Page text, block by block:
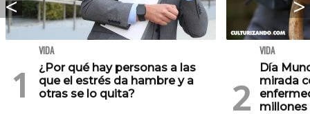
VIDA
¿Por qué hay personas a las
que el estrés da hambre y a
otras se lo quita?
VIDA
Día
mirada
millones